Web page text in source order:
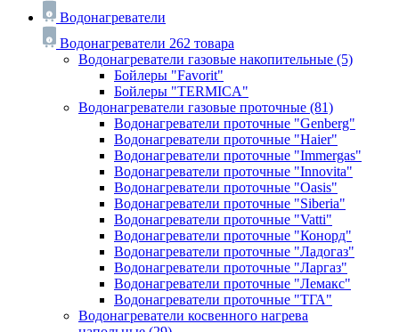
Водонагреватели
Водонагреватели 262 товара
Водонагреватели газовые накопительные (5)
Бойлеры "Favorit"
Бойлеры "TERMICA"
Водонагреватели газовые проточные (81)
Водонагреватели проточные "Genberg"
Водонагреватели проточные "Haier"
Водонагреватели проточные "Immergas"
Водонагреватели проточные "Innovita"
Водонагреватели проточные "Oasis"
Водонагреватели проточные "Siberia"
Водонагреватели проточные "Vatti"
Водонагреватели проточные "Конорд"
Водонагреватели проточные "Ладогаз"
Водонагреватели проточные "Ларгаз"
Водонагреватели проточные "Лемакс"
Водонагреватели проточные "ТГА"
Водонагреватели косвенного нагрева